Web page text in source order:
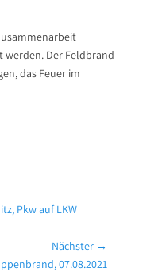
werden. Der Feldbrand
das Feuer im
Pkw auf LKW
Nächster →
07.08.2021